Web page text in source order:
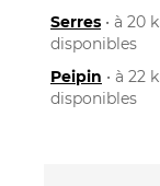
Serres • à 20
disponibles
Peipin • à 22
disponibles